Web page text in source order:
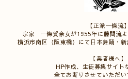
【正派一條流】
宗家 一條賀奈女が1955年に藤間流
横浜市南区（阪東橋）にて日本舞踊・新
【業者様へ】
HP作成、生徒募集サイト
全てお断りさせていただい